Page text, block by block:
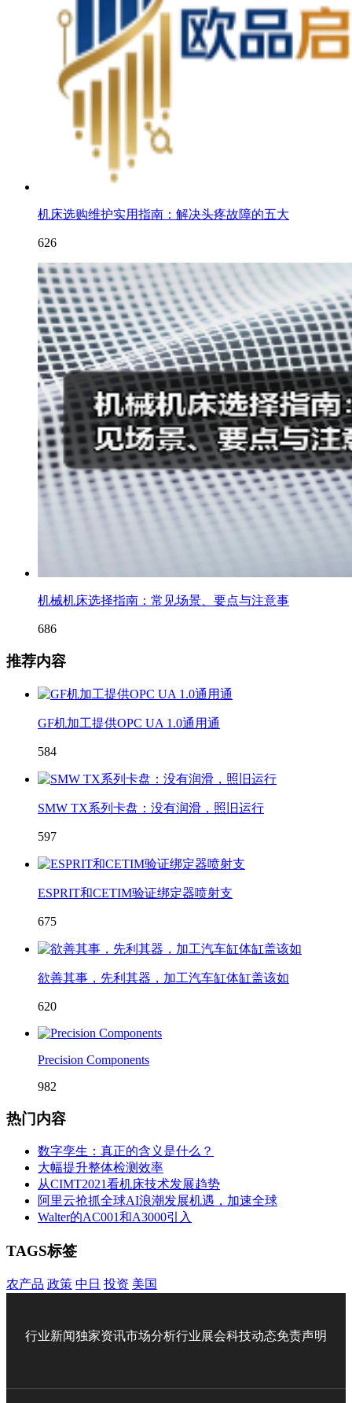
机床选购维护实用指南：解决头疼故障的五大
626
机械机床选择指南：常见场景、要点与注意事
686
推荐内容
GF机加工提供OPC UA 1.0通用通
584
SMW TX系列卡盘：没有润滑，照旧运行
597
ESPRIT和CETIM验证绑定器喷射支
675
欲善其事，先利其器，加工汽车缸体缸盖该如
620
Precision Components
982
热门内容
数字孪生：真正的含义是什么？
大幅提升整体检测效率
从CIMT2021看机床技术发展趋势
阿里云抢抓全球AI浪潮发展机遇，加速全球
Walter的AC001和A3000引入
TAGS标签
农产品 政策 中日 投资 美国
行业新闻独家资讯市场分析行业展会科技动态免责声明